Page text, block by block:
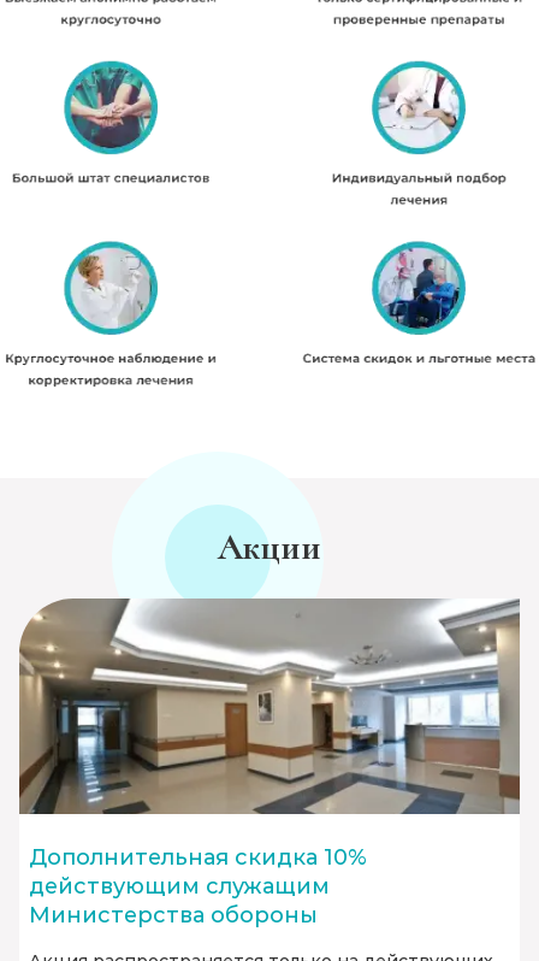
Акции
Дополнительная скидка 10%
действующим служащим
Министерства обороны